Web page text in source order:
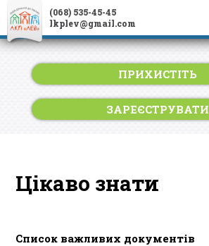
(068) 535-45-45
lkplev@gmail.com
ПРИХИСТІТЬ
ЗАРЕЄСТРУВАТИ
Цікаво знати
Список важливих документів